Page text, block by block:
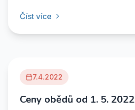
Číst více
7.4.2022
Ceny obědů od 1. 5. 2022